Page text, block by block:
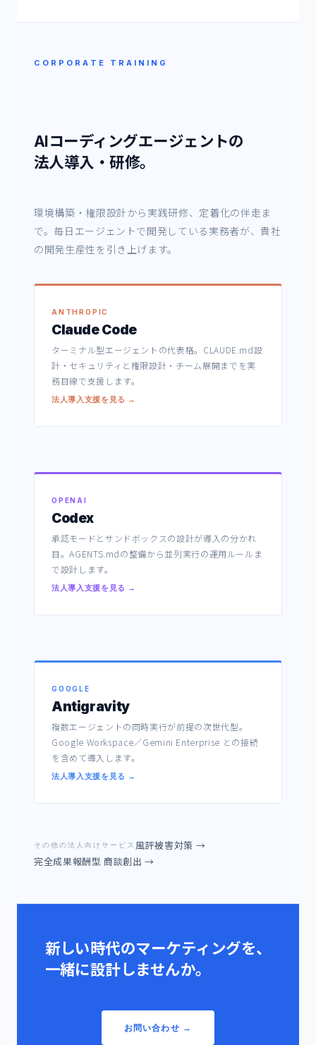
CORPORATE TRAINING
AIコーディングエージェントの
法人導入・研修。
環境構築・権限設計から実践研修、定着化の伴走ま
で。毎日エージェントで開発している実務者が、貴社
の開発生産性を引き上げます。
ANTHROPIC
Claude Code
ターミナル型エージェントの代表格。CLAUDE.md設
計・セキュリティと権限設計・チーム展開までを実
務目線で支援します。
法人導入支援を見る →
OPENAI
Codex
承認モードとサンドボックスの設計が導入の分かれ
目。AGENTS.mdの整備から並列実行の運用ルールま
で設計します。
法人導入支援を見る →
GOOGLE
Antigravity
複数エージェントの同時実行が前提の次世代型。
Google Workspace／Gemini Enterprise との接続
を含めて導入します。
法人導入支援を見る →
その他の法人向けサービス 風評被害対策 →
完全成果報酬型 商談創出 →
新しい時代のマーケティングを、
一緒に設計しませんか。
お問い合わせ →